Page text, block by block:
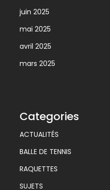
juin 2025
mai 2025
avril 2025
mars 2025
Categories
ACTUALITÉS
BALLE DE TENNIS
RAQUETTES
SUJETS